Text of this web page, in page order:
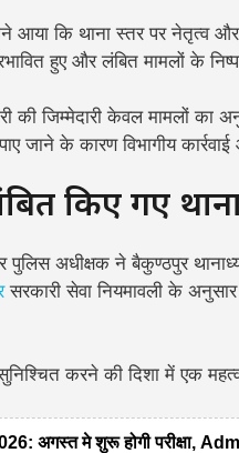
आया कि थाना स्तर पर नेतृत्व
हुए और लंबित मामलों के
की जिम्मेदारी केवल मामलों का
जाने के कारण विभागीय
किए गए
पुलिस अधीक्षक ने बैकुण्ठपुर
सरकारी सेवा नियमावली के
करने की दिशा में एक
अगस्त मे शुरू होगी परीक्षा,